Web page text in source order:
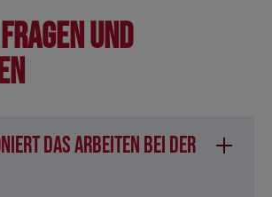
und
das Arbeiten bei der